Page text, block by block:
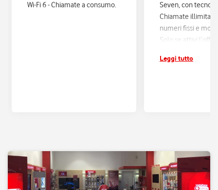
Wi-Fi 6 - Chiamate a consumo.
Seven, con
Chiamate illimitate
numeri fissi e
Solo se attivi
sconti ed
Leggi tutto